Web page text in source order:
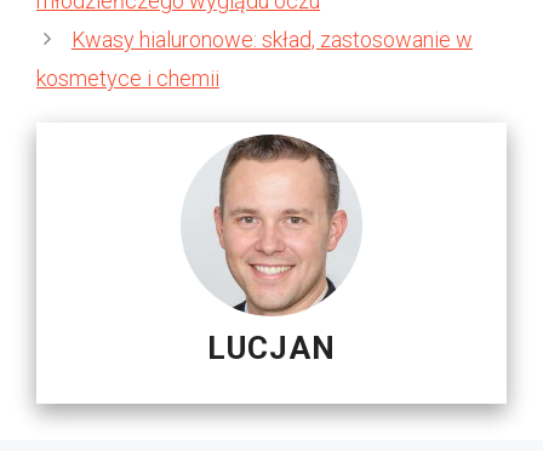
Kwasy hialuronowe: skład, zastosowanie w
kosmetyce i chemii
LUCJAN